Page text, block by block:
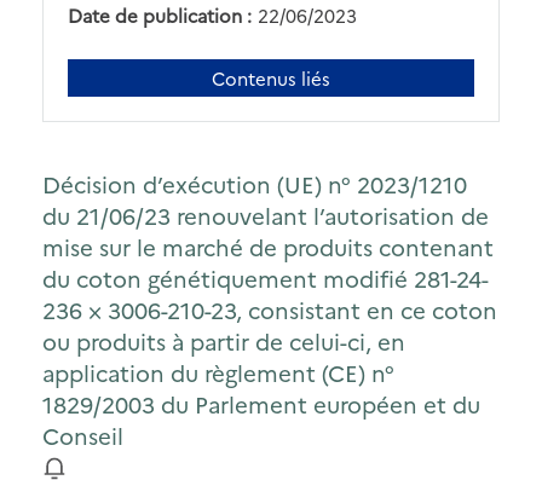
Date de publication : 22/06/2023
Contenus liés
Décision d’exécution (UE) n° 2023/1210
du 21/06/23 renouvelant l’autorisation de
mise sur le marché de produits contenant
du coton génétiquement modifié 281-24-
236 × 3006-210-23, consistant en ce coton
ou produits à partir de celui-ci, en
application du règlement (CE) n°
1829/2003 du Parlement européen et du
Conseil